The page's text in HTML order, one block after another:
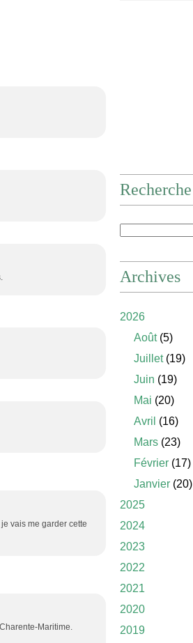
vais me garder cette
Maritime.
Recherche
Archives
2026
Août(5)
Juillet(19)
Juin (19)
Mai (20)
Avril (16)
Mars (23)
Février (17)
Janvier (20)
2025
2024
2023
2022
2021
2020
2019